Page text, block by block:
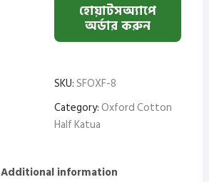
হোয়াটসঅ্যাপে
অর্ডার করুন
SKU:SFOXF-8
Category:Oxford Cotton
Half Katua
Additional information